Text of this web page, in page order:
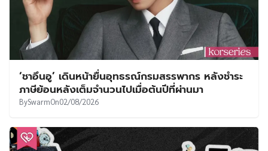
‘ชาอึนอู’ เดินหน้ายื่นอุทธรณ์กรมสรรพากร หลังชำระ
ภาษีย้อนหลังเต็มจำนวนไปเมื่อต้นปีที่ผ่านมา
BySwarmOn02/08/2026